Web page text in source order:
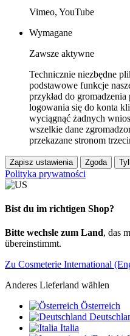
Vimeo, YouTube
Wymagane
Zawsze aktywne
Technicznie niezbędne
podstawowe funkcje
przykład do
logowania się do konta
wyciągnąć żadnych
wszelkie dane
przekazane stronom
Zapisz ustawienia Zgoda
Polityka prywatności
Bist du im richtigen Shop?
Bitte wechsle zum Land, das
übereinstimmt.
Zu Cosmeterie International
Anderes Lieferland wählen
Österreich
Italia